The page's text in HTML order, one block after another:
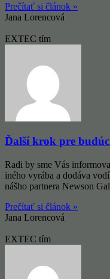
Prečítať si článok »
Jana Lorencová
EXTEC tím
Ďalší krok pre
Radi by sme Vás
iného vyrába a dodáva
nášho partnera Newson
Prečítať si článok »
Jana Lorencová
EXTEC tím